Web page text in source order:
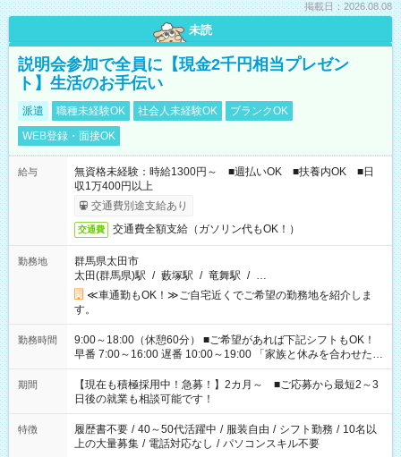
掲載日：2026.08.08
未読
説明会参加で全員に【現金2千円相当プレゼン
ト】生活のお手伝い
派遣 職種未経験OK 社会人未経験OK
ブランクOK
WEB登録・面接OK
給与
無資格未経験：時給1300円～ ■週払いOK ■扶養内OK ■日
収1万400円以上
交通費別途支給あり
交通費 交通費全額支給（ガソリン代もOK！）
勤務地
群馬県太田市
太田(群馬県)駅 / 藪塚駅 / 竜舞駅 / …
≪車通勤もOK！≫ご自宅近くでご希望の勤務地を紹介しま
す。
勤務時間
9:00～18:00（休憩60分） ■ご希望があれば下記シフトもOK！
早番 7:00～16:00 遅番 10:00～19:00 「家族と休みを合わせた
い」 「余裕を持って夕飯の準備がしたい」 「できれば残業はし
たくない」 など、ご希望を教えてくださいね。 ※Wワーク希望
の方へ 今ご覧のお仕事で希望する勤務時間と、もう1つのお仕事
の勤務時間。 合計で週40時間を超える場合は応募できません。
期間
【現在も積極採用中！急募！】2カ月～ ■ご応募から最短2～3
日後の就業も相談可能です！
特徴 履歴書不要 / 40～50代活躍中 / 服装自由 / シフト勤務 / 10名以
上の大量募集 / 電話対応なし / パソコンスキル不要